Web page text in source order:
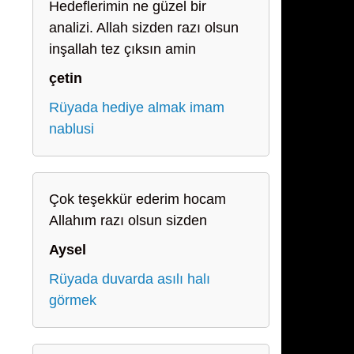
Hedeflerimin ne güzel bir
analizi. Allah sizden razı olsun
inşallah tez çıksın amin
çetin
Rüyada hediye almak imam
nablusi
Çok teşekkür ederim hocam
Allahım razı olsun sizden
Aysel
Rüyada duvarda asılı halı
görmek